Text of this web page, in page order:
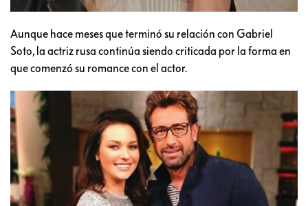
Aunque hace meses que terminó su relación con Gabriel
Soto, la actriz rusa continúa siendo criticada por la forma en
que comenzó su romance con el actor.